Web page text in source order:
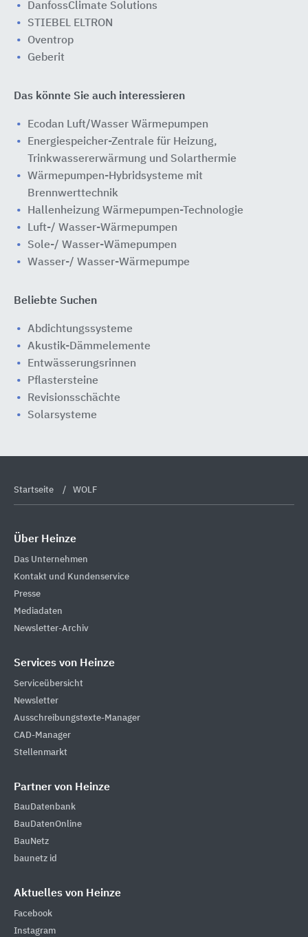
DanfossClimate Solutions
STIEBEL ELTRON
Oventrop
Geberit
Das könnte Sie auch interessieren
Ecodan Luft/Wasser Wärmepumpen
Energiespeicher-Zentrale für Heizung,
Trinkwassererwärmung und Solarthermie
Wärmepumpen-Hybridsysteme ​mit
Brennwerttechnik
Hallenheizung Wärmepumpen-Technologie
Luft-/ Wasser-Wärmepumpen
Sole-/ Wasser-Wämepumpen
Wasser-/ Wasser-Wärmepumpe
Beliebte Suchen
Abdichtungssysteme
Akustik-Dämmelemente
Entwässerungsrinnen
Pflastersteine
Revisionsschächte
Solarsysteme
Startseite WOLF
Über Heinze
Das Unternehmen
Kontakt und Kundenservice
Presse
Mediadaten
Newsletter-Archiv
Services von Heinze
Serviceübersicht
Newsletter
Ausschreibungstexte-Manager
CAD-Manager
Stellenmarkt
Partner von Heinze
BauDatenbank
BauDatenOnline
BauNetz
baunetz id
Aktuelles von Heinze
Facebook
Instagram